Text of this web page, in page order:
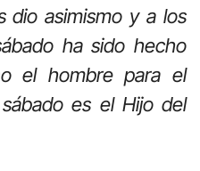
dio asimismo y a los
ha sido hecho
el hombre para el
es el Hijo del